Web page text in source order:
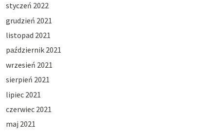
styczeń 2022
grudzień 2021
listopad 2021
październik 2021
wrzesień 2021
sierpień 2021
lipiec 2021
czerwiec 2021
maj 2021